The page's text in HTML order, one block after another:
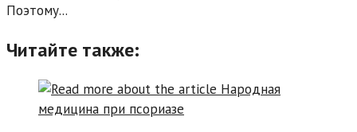
Поэтому...
Читайте также: